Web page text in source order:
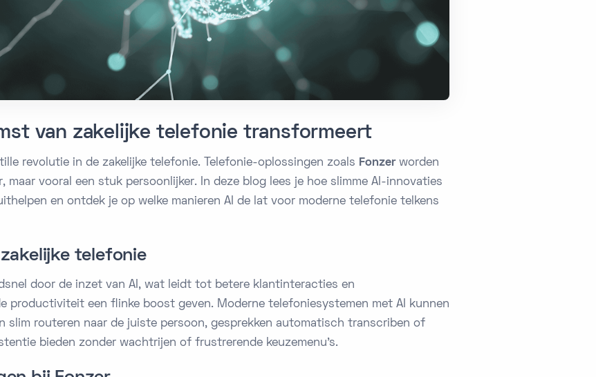
van zakelijke telefonie transformeert
revolutie in de zakelijke telefonie. Telefonie-oplossingen zoals Fonzerworden
maar vooral een stuk persoonlijker. In deze blog lees je hoe slimme AI-innovaties
en ontdek je op welke manieren AI de lat voor moderne telefonie telkens
telefonie
door de inzet van AI, wat leidt tot betere klantinteracties en
productiviteit een flinke boost geven. Moderne telefoniesystemen met AI kunnen
slim routeren naar de juiste persoon, gesprekken automatisch transcriben of
bieden zonder wachtrijen of frustrerende keuzemenu's.